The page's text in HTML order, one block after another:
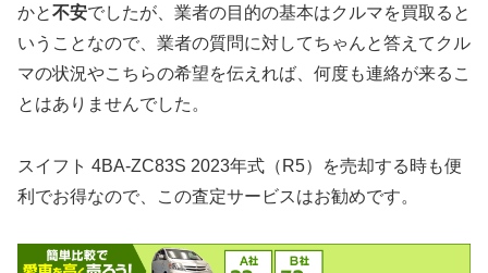
かと不安でしたが、業者の目的の基本はクルマを買取ると
いうことなので、業者の質問に対してちゃんと答えてクル
マの状況やこちらの希望を伝えれば、何度も連絡が来るこ
とはありませんでした。
スイフト 4BA-ZC83S 2023年式（R5）を売却する時も便
利でお得なので、この査定サービスはお勧めです。